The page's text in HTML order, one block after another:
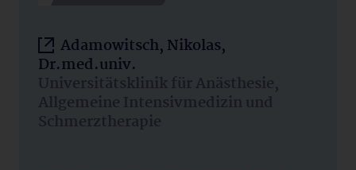
Adamowitsch, Nikolas,
Dr.med.univ.
Universitätsklinik für Anästhesie,
Allgemeine Intensivmedizin und
Schmerztherapie